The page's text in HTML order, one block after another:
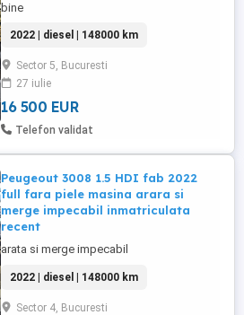
bine
2022 | diesel | 148000 km
Sector 5, Bucuresti
27 iulie
16 500 EUR
Telefon validat
Peugeout 3008 1.5 HDI fab 2022
full fara piele masina arara si
merge impecabil inmatriculata
recent
arata si merge impecabil
2022 | diesel | 148000 km
Sector 4, Bucuresti